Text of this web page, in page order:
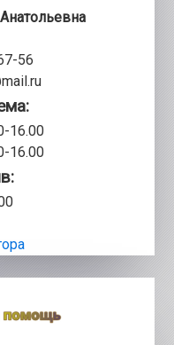
56
16.00
16.00